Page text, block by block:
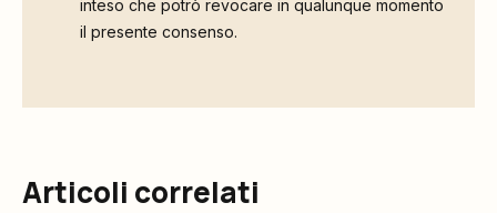
inteso che potrò revocare in qualunque momento
il presente consenso.
Articoli correlati